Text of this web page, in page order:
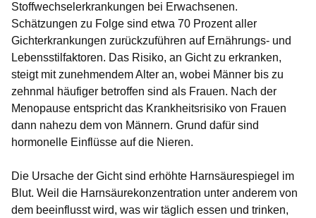
Stoffwechselerkrankungen bei Erwachsenen.
Schätzungen zu Folge sind etwa 70 Prozent aller
Gichterkrankungen zurückzuführen auf Ernährungs- und
Lebensstilfaktoren. Das Risiko, an Gicht zu erkranken,
steigt mit zunehmendem Alter an, wobei Männer bis zu
zehnmal häufiger betroffen sind als Frauen. Nach der
Menopause entspricht das Krankheitsrisiko von Frauen
dann nahezu dem von Männern. Grund dafür sind
hormonelle Einflüsse auf die Nieren.
Die Ursache der Gicht sind erhöhte Harnsäurespiegel im
Blut. Weil die Harnsäurekonzentration unter anderem von
dem beeinflusst wird, was wir täglich essen und trinken,